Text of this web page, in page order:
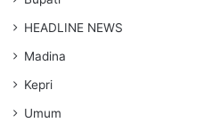
HEADLINE NEWS
Madina
Kepri
Umum